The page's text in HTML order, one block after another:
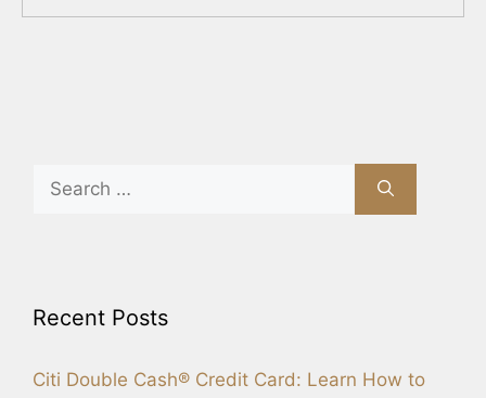
Search
for:
Recent Posts
Citi Double Cash® Credit Card: Learn How to